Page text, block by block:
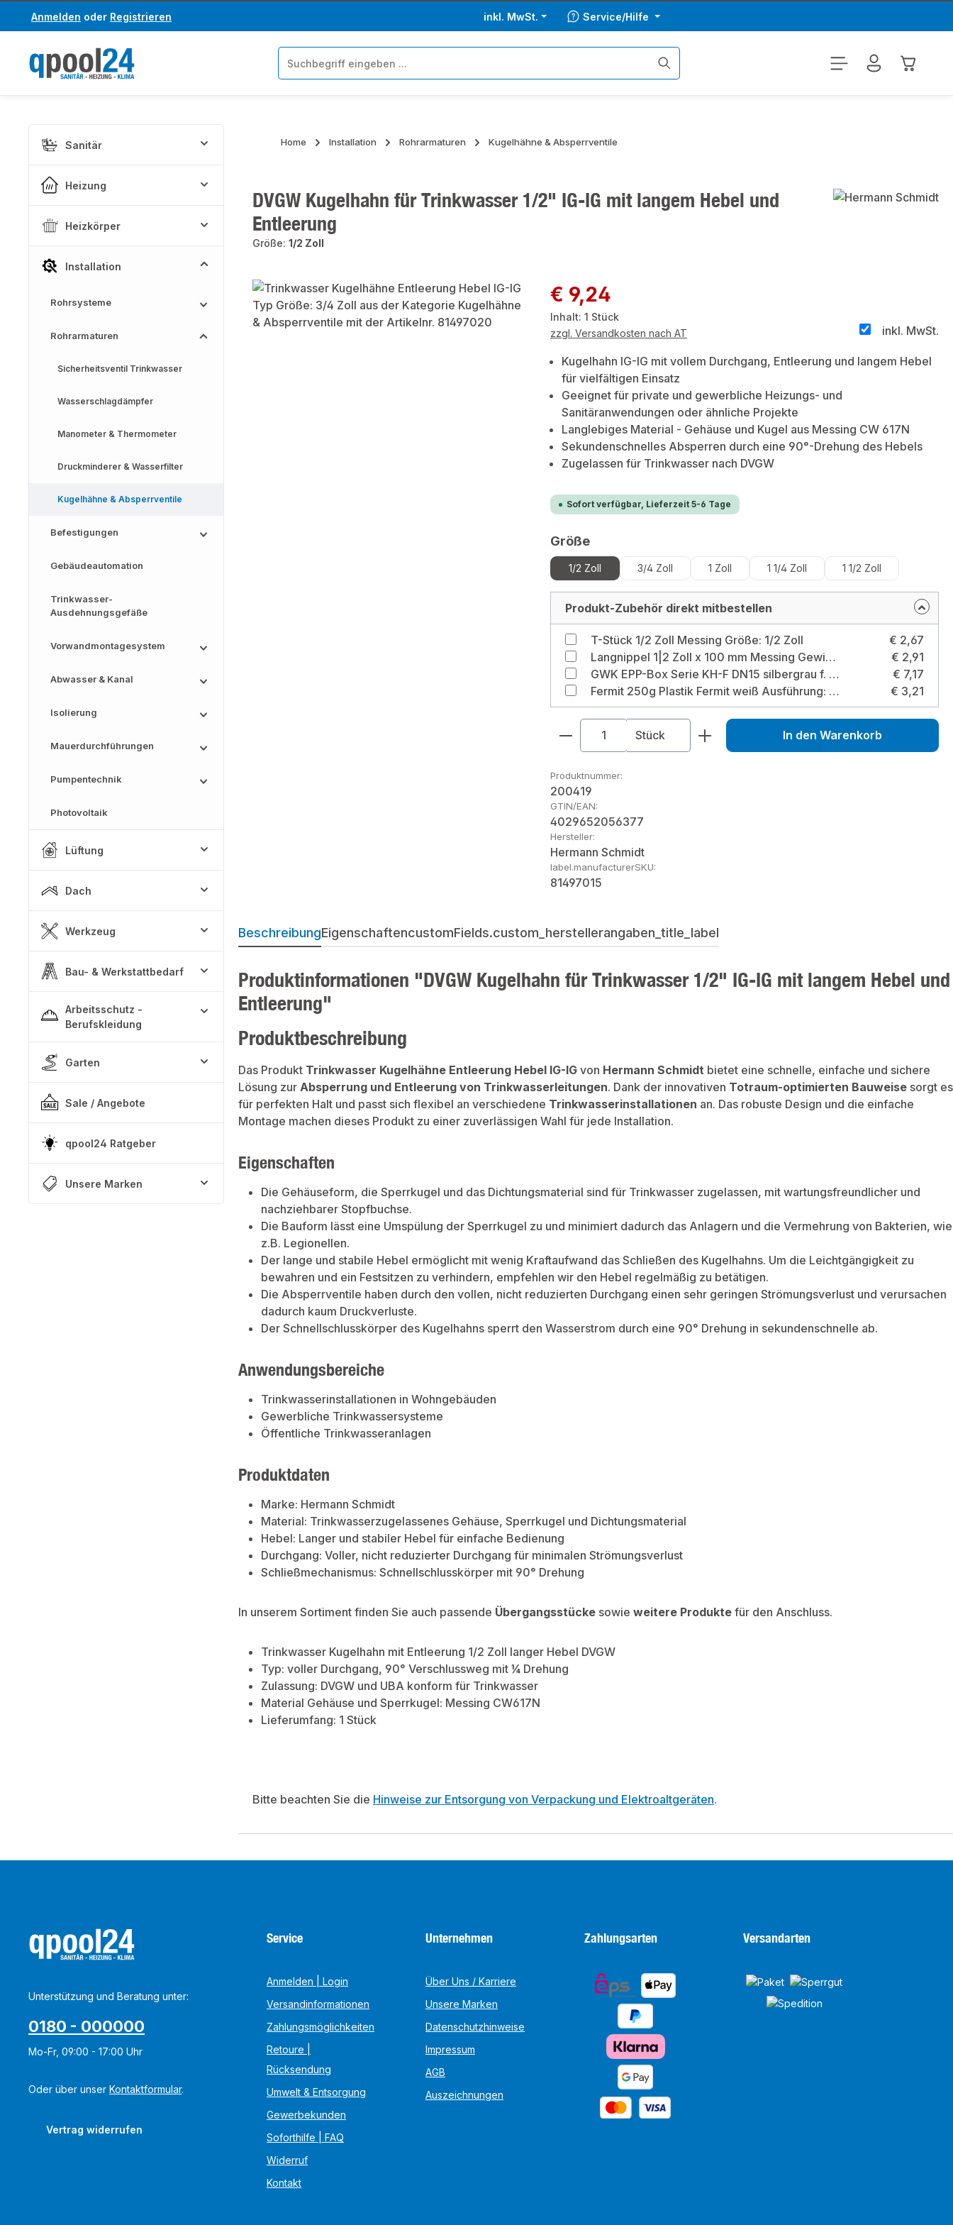
Hauptinhalt springen
Zur Suche springen
Anmelden oder Registrieren inkl. MwSt. Service/Hilfe
Sanitär
Heizung
Heizkörper
Installation
Rohrsysteme
Rohrarmaturen
Sicherheitsventil Trinkwasser
Wasserschlagdämpfer
Manometer & Thermometer
Druckminderer & Wasserfilter
Kugelhähne & Absperrventile
Befestigungen
Gebäudeautomation
Trinkwasser-
Ausdehnungsgefäße
Vorwandmontagesystem
Abwasser & Kanal
Isolierung
Mauerdurchführungen
Pumpentechnik
Photovoltaik
Lüftung
Dach
Werkzeug
Bau- & Werkstattbedarf
Arbeitsschutz -
Berufskleidung
Garten
Sale / Angebote
qpool24 Ratgeber
Unsere Marken
Home Installation Rohrarmaturen Kugelhähne & Absperrventile
DVGW Kugelhahn für Trinkwasser 1/2" IG-IG mit langem Hebel und
Entleerung
Größe: 1/2 Zoll
Bildergalerie überspringen Regulärer Preis:
€ 9,24
Inhalt: 1 Stück
inkl. MwSt.
zzgl. Versandkosten nach AT
Kugelhahn IG-IG mit vollem Durchgang, Entleerung und langem Hebel
für vielfältigen Einsatz
Geeignet für private und gewerbliche Heizungs- und
Sanitäranwendungen oder ähnliche Projekte
Langlebiges Material - Gehäuse und Kugel aus Messing CW 617N
Sekundenschnelles Absperren durch eine 90°-Drehung des Hebels
Zugelassen für Trinkwasser nach DVGW
Sofort verfügbar, Lieferzeit 5-6 Tage
Größeauswählen
1/2 Zoll 3/4 Zoll 1 Zoll 1 1/4 Zoll 1 1/2 Zoll
Produkt-Zubehör direkt mitbestellen
T-Stück 1/2 Zoll Messing Größe: 1/2 Zoll
€ 2,67
Langnippel 1|2 Zoll x 100 mm Messing Gewindegröße: 1/2 Zoll / Länge: 100 mm
€ 2,91
GWK EPP-Box Serie KH-F DN15 silbergrau f. Kugelhahn m. kurzer Spindel u. IG Größe: DN15
€ 7,17
Fermit 250g Plastik Fermit weiß Ausführung: 250g
€ 3,21
Produkt Anzahl: Gib den gewünschten Wert
Stück In den Warenkorb
Produktnummer:
200419
GTIN/EAN:
4029652056377
Hersteller:
Hermann Schmidt
label.manufacturerSKU:
81497015
BeschreibungEigenschaftencustomFields.custom_herstellerangaben_title_label
Produktinformationen "DVGW Kugelhahn für Trinkwasser 1/2" IG-IG mit langem Hebel und
Entleerung"
Produktbeschreibung
Das Produkt Trinkwasser Kugelhähne Entleerung Hebel IG-IG von Hermann Schmidt bietet eine schnelle, einfache und sichere
Lösung zur Absperrung und Entleerung von Trinkwasserleitungen. Dank der innovativen Totraum-optimierten Bauweise sorgt es
für perfekten Halt und passt sich flexibel an verschiedene Trinkwasserinstallationen an. Das robuste Design und die einfache
Montage machen dieses Produkt zu einer zuverlässigen Wahl für jede Installation.
Eigenschaften
Die Gehäuseform, die Sperrkugel und das Dichtungsmaterial sind für Trinkwasser zugelassen, mit wartungsfreundlicher und
nachziehbarer Stopfbuchse.
Die Bauform lässt eine Umspülung der Sperrkugel zu und minimiert dadurch das Anlagern und die Vermehrung von Bakterien, wie
z.B. Legionellen.
Der lange und stabile Hebel ermöglicht mit wenig Kraftaufwand das Schließen des Kugelhahns. Um die Leichtgängigkeit zu
bewahren und ein Festsitzen zu verhindern, empfehlen wir den Hebel regelmäßig zu betätigen.
Die Absperrventile haben durch den vollen, nicht reduzierten Durchgang einen sehr geringen Strömungsverlust und verursachen
dadurch kaum Druckverluste.
Der Schnellschlusskörper des Kugelhahns sperrt den Wasserstrom durch eine 90° Drehung in sekundenschnelle ab.
Anwendungsbereiche
Trinkwasserinstallationen in Wohngebäuden
Gewerbliche Trinkwassersysteme
Öffentliche Trinkwasseranlagen
Produktdaten
Marke: Hermann Schmidt
Material: Trinkwasserzugelassenes Gehäuse, Sperrkugel und Dichtungsmaterial
Hebel: Langer und stabiler Hebel für einfache Bedienung
Durchgang: Voller, nicht reduzierter Durchgang für minimalen Strömungsverlust
Schließmechanismus: Schnellschlusskörper mit 90° Drehung
In unserem Sortiment finden Sie auch passende Übergangsstücke sowie weitere Produkte für den Anschluss.
Trinkwasser Kugelhahn mit Entleerung 1/2 Zoll langer Hebel DVGW
Typ: voller Durchgang, 90° Verschlussweg mit ¼ Drehung
Zulassung: DVGW und UBA konform für Trinkwasser
Material Gehäuse und Sperrkugel: Messing CW617N
Lieferumfang: 1 Stück
Bitte beachten Sie die Hinweise zur Entsorgung von Verpackung und Elektroaltgeräten.
Unterstützung und Beratung unter:
0180 - 000000
Mo-Fr, 09:00 - 17:00 Uhr
Oder über unser Kontaktformular.
Vertrag widerrufen
Service
Anmelden | Login
Versandinformationen
Zahlungsmöglichkeiten
Retoure |
Rücksendung
Umwelt & Entsorgung
Gewerbekunden
Soforthilfe | FAQ
Widerruf
Kontakt
Unternehmen
Über Uns / Karriere
Unsere Marken
Datenschutzhinweise
Impressum
AGB
Auszeichnungen
Zahlungsarten Versandarten